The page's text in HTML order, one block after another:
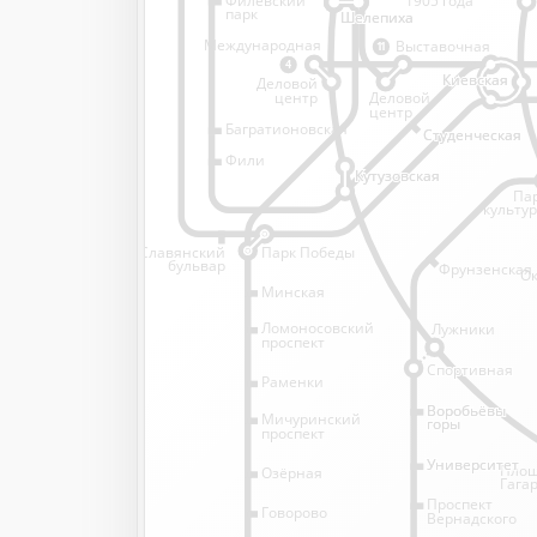
4
11
Лужники
Деловой
центр
Шелепиха
Шелепиха
Минская
Ломоносовский
проспект
Раменки
Парк Победы
парк
Багратионовская
Фили
Международная
Спортивная
Спортивная
Фрунзенская
Славянский
бульвар
Выставочная
Проспект
Вернадского
Деловой
центр
Киевская
Киевская
Студенческая
Студенческая
Кутузовская
Кутузовская
Воробьёвы
горы
Воробьёвы
горы
Университет
Университет
Говорово
Озёрная
Мичуринский
проспект